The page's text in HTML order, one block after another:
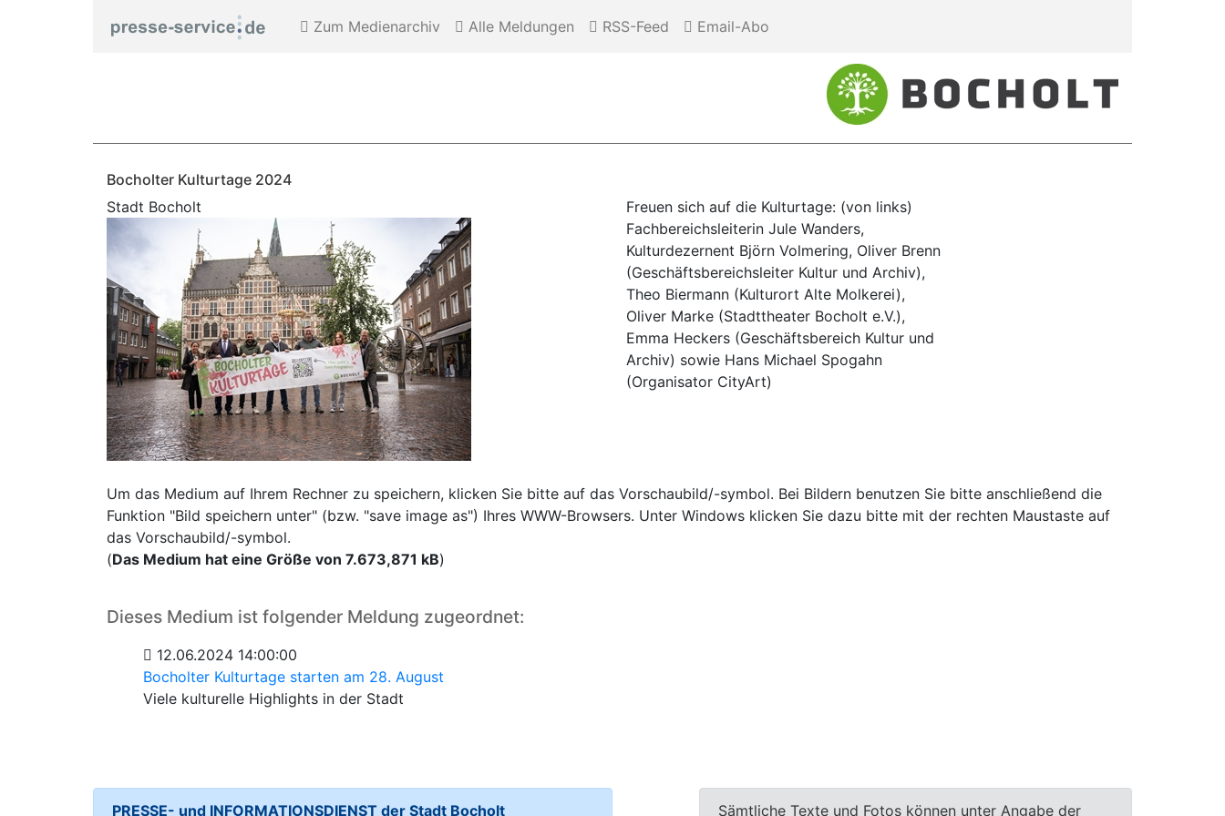
Zum Medienarchiv Alle Meldungen RSS-Feed Email-Abo
Bocholter Kulturtage 2024
Stadt Bocholt
Freuen sich auf die Kulturtage: (von links)
Fachbereichsleiterin Jule Wanders,
Kulturdezernent Björn Volmering, Oliver Brenn
(Geschäftsbereichsleiter Kultur und Archiv),
Theo Biermann (Kulturort Alte Molkerei),
Oliver Marke (Stadttheater Bocholt e.V.),
Emma Heckers (Geschäftsbereich Kultur und
Archiv) sowie Hans Michael Spogahn
(Organisator CityArt)
Um das Medium auf Ihrem Rechner zu speichern, klicken Sie bitte auf das Vorschaubild/-symbol. Bei Bildern benutzen Sie bitte anschließend die
Funktion "Bild speichern unter" (bzw. "save image as") Ihres WWW-Browsers. Unter Windows klicken Sie dazu bitte mit der rechten Maustaste auf
das Vorschaubild/-symbol.
(Das Medium hat eine Größe von 7.673,871 kB)
Dieses Medium ist folgender Meldung zugeordnet:
12.06.2024 14:00:00
Bocholter Kulturtage starten am 28. August
Viele kulturelle Highlights in der Stadt
PRESSE- und INFORMATIONSDIENST der Stadt Bocholt Sämtliche Texte und Fotos können unter Angabe der